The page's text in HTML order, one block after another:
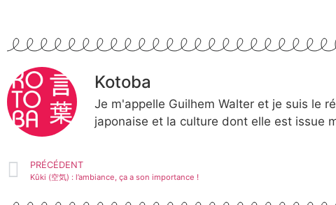
Kotoba
Je m'appelle Guilhem Walter et je suis le
japonaise et la culture dont elle est issue
PRÉCÉDENT
Kûki (空気) : l’ambiance, ça a son importance !